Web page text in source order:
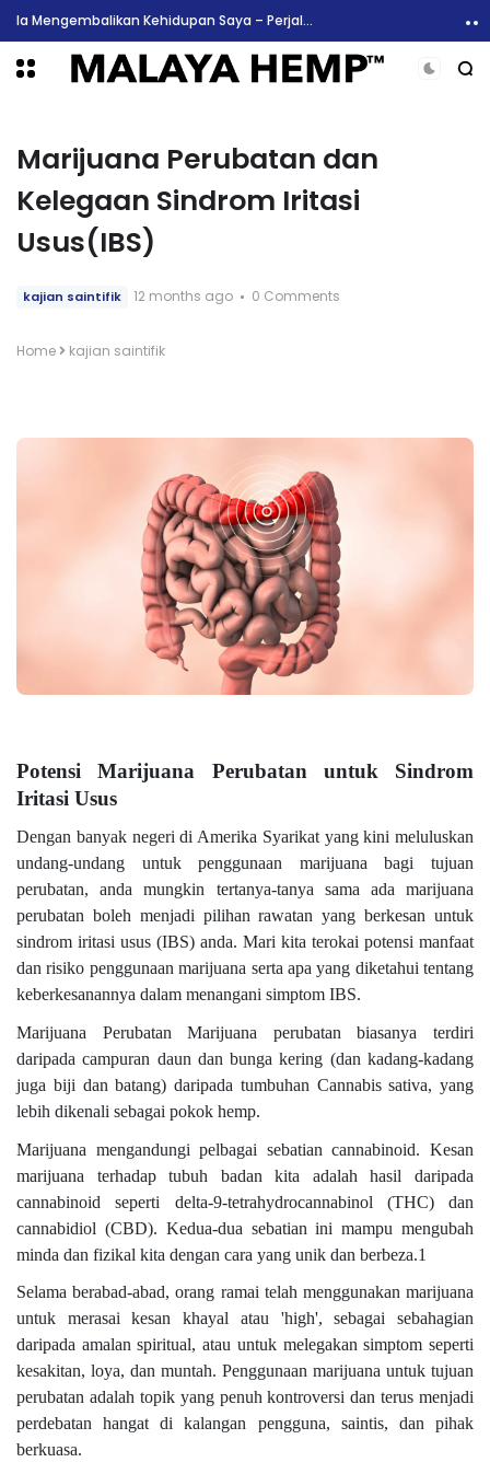
Ia Mengembalikan Kehidupan Saya – Perjalanan Andreas Dari Kesakitan Kronik Kepada Perubatan Cannabis
Marijuana Perubatan dan
Kelegaan Sindrom Iritasi
Usus(IBS)
kajian saintifik 12 months ago 0 Comments
Home kajian saintifik
Potensi Marijuana Perubatan untuk Sindrom
Iritasi Usus
Dengan banyak negeri di Amerika Syarikat yang kini meluluskan
undang-undang untuk penggunaan marijuana bagi tujuan
perubatan, anda mungkin tertanya-tanya sama ada marijuana
perubatan boleh menjadi pilihan rawatan yang berkesan untuk
sindrom iritasi usus (IBS) anda. Mari kita terokai potensi manfaat
dan risiko penggunaan marijuana serta apa yang diketahui tentang
keberkesanannya dalam menangani simptom IBS.
Marijuana Perubatan Marijuana perubatan biasanya terdiri
daripada campuran daun dan bunga kering (dan kadang-kadang
juga biji dan batang) daripada tumbuhan Cannabis sativa, yang
lebih dikenali sebagai pokok hemp.
Marijuana mengandungi pelbagai sebatian cannabinoid. Kesan
marijuana terhadap tubuh badan kita adalah hasil daripada
cannabinoid seperti delta-9-tetrahydrocannabinol (THC) dan
cannabidiol (CBD). Kedua-dua sebatian ini mampu mengubah
minda dan fizikal kita dengan cara yang unik dan berbeza.1
Selama berabad-abad, orang ramai telah menggunakan marijuana
untuk merasai kesan khayal atau 'high', sebagai sebahagian
daripada amalan spiritual, atau untuk melegakan simptom seperti
kesakitan, loya, dan muntah. Penggunaan marijuana untuk tujuan
perubatan adalah topik yang penuh kontroversi dan terus menjadi
perdebatan hangat di kalangan pengguna, saintis, dan pihak
berkuasa.